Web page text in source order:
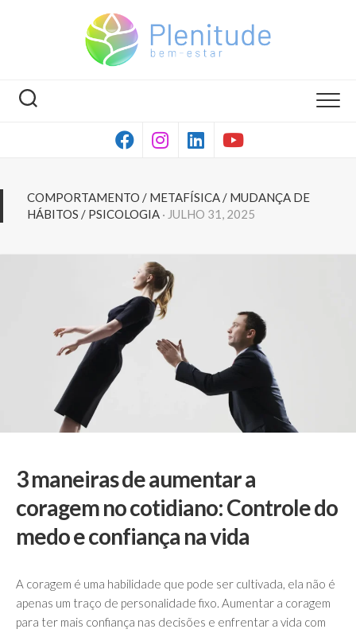
COMPORTAMENTO / METAFÍSICA / MUDANÇA DE
HÁBITOS / PSICOLOGIA · JULHO 31, 2025
3 maneiras de aumentar a
coragem no cotidiano: Controle do
medo e confiança na vida
A coragem é uma habilidade que pode ser cultivada, ela não é
apenas um traço de personalidade fixo. Aumentar a coragem
para ter mais confiança nas decisões e enfrentar a vida com